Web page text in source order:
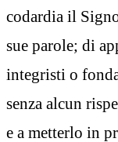
codardia il
sue parole; di
integristi o
senza alcun
e a metterlo in